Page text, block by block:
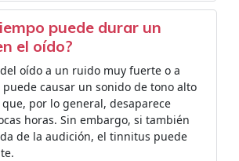
puede durar un
el oído?
oído a un ruido muy fuerte o a
causar un sonido de tono alto
por lo general, desaparece
horas. Sin embargo, si también
de la audición, el tinnitus puede